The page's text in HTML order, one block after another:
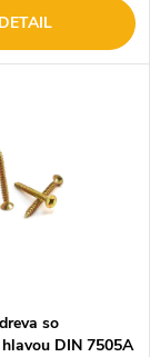
DETAIL
so
DIN 7505A